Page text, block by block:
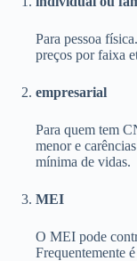
Para pessoa
preços por faixa
empresarial
Para quem tem
menor e
mínima de vidas.
MEI
O MEI pode
Frequentemente